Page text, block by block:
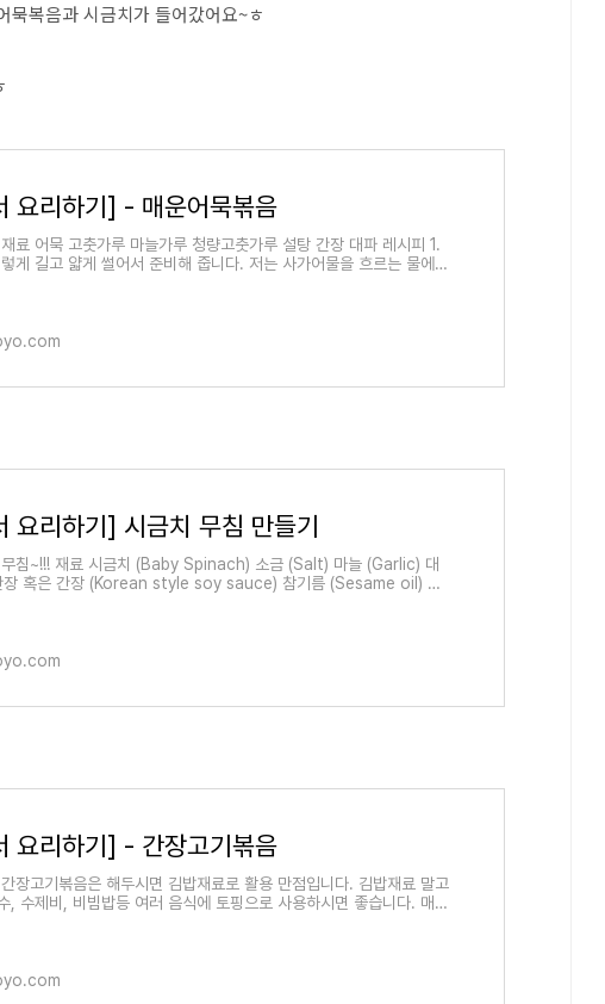
묵복음과 시금치가 들어갔어요~ㅎ
요리하기] - 매운어묵볶음
료 어묵 고춧가루 마늘가루 청량고춧가루 설탕 간장 대파 레시피 1.
게 길고 얇게 썰어서 준비해 줍니다. 저는 사가어물을 흐르는 물에
요리하기] 시금치 무침 만들기
무침~!!! 재료 시금치 (Baby Spinach) 소금 (Salt) 마늘 (Garlic) 대
장 혹은 간장 (Korean style soy sauce) 참기름 (Sesame oil) 참
요리하기] - 간장고기볶음
장고기볶음은 해두시면 김밥재료로 활용 만점입니다. 김밥재료 말고
, 수제비, 비빔밥등 여러 음식에 토핑으로 사용하시면 좋습니다. 매우